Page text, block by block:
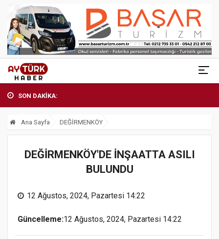
SON DAKİKA:
Ana Sayfa DEĞİRMENKÖY
DEĞİRMENKÖY'DE İNŞAATTA ASILI
BULUNDU
12 Ağustos, 2024, Pazartesi 14:22
Güncelleme:12 Ağustos, 2024, Pazartesi 14:22